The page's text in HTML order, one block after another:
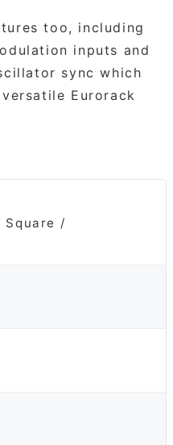
too, including
inputs and
sync which
Eurorack
Square /